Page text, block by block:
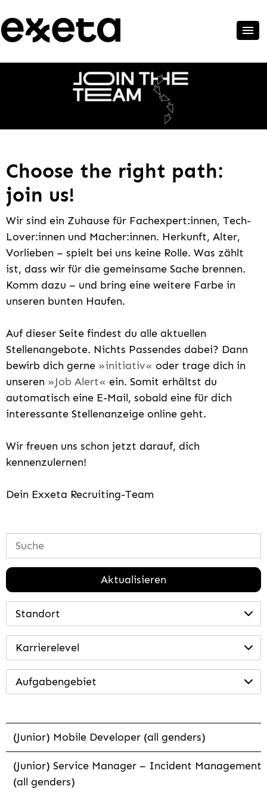
Choose the right path:
join us!
Wir sind ein Zuhause für Fachexpert:innen, Tech-
Lover:innen und Macher:innen. Herkunft, Alter,
Vorlieben – spielt bei uns keine Rolle. Was zählt
ist, dass wir für die gemeinsame Sache brennen.
Komm dazu – und bring eine weitere Farbe in
unseren bunten Haufen.
Auf dieser Seite findest du alle aktuellen
Stellenangebote. Nichts Passendes dabei? Dann
bewirb dich gerne
initiativ
oder trage dich in
unseren
Job Alert
ein. Somit erhältst du
automatisch eine E-Mail, sobald eine für dich
interessante Stellenanzeige online geht.
Wir freuen uns schon jetzt darauf, dich
kennenzulernen!
Dein Exxeta Recruiting-Team
Aktualisieren
Standort
Karrierelevel
Aufgabengebiet
(Junior) Mobile Developer (all genders)
(Junior) Service Manager – Incident Management
(all genders)